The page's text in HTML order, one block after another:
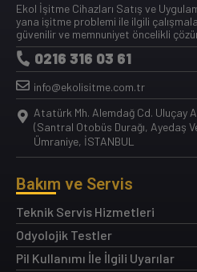
Ekol İşitme Cihazları Satış ve
yana işitme problemi ile ilgili
güvenilir ve memnuniyet öncelikli
0216 316 03 61
info@ekolisitme.com.tr
Atatürk Mh. Alemdağ Cd. Uluçay
(Santral Otobüs Durağı, Ayedaş
Ümraniye, İSTANBUL
Bakım ve Servis
Teknik Servis Hizmetleri
Odyolojik Testler
Pil Kullanımı İle İlgili Uyarılar